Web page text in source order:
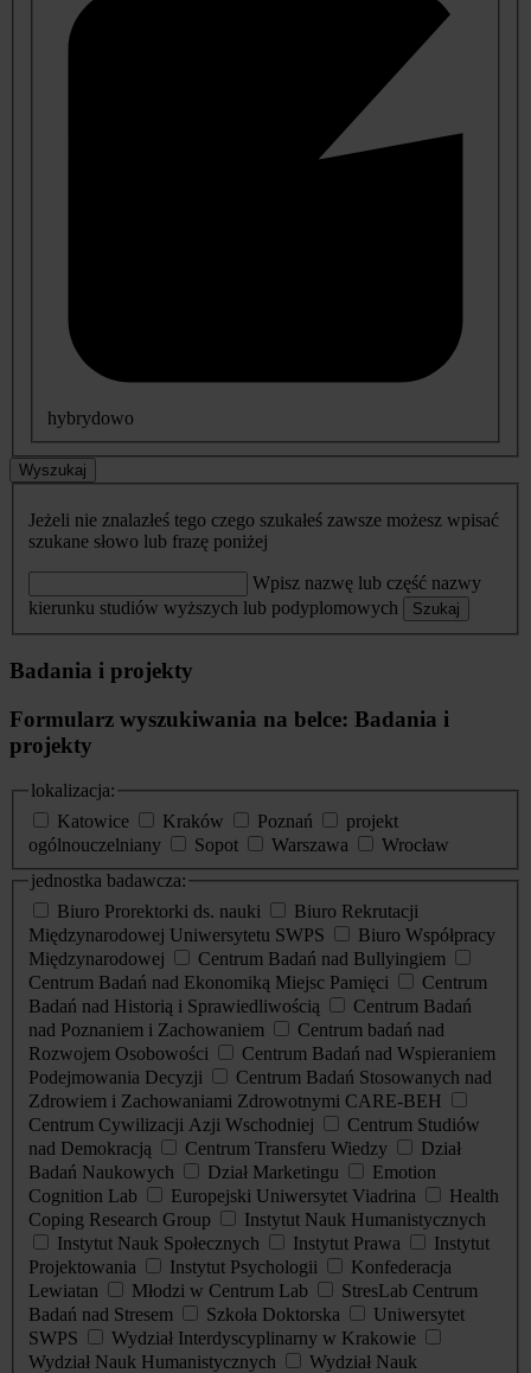
hybrydowo
Wyszukaj
Jeżeli nie znalazłeś tego czego szukałeś zawsze możesz wpisać
szukane słowo lub frazę poniżej
Wpisz nazwę lub część nazwy
kierunku studiów wyższych lub podyplomowych
Szukaj
Badania i projekty
Formularz wyszukiwania na belce: Badania i
projekty
lokalizacja:
Katowice
Kraków Poznań
projekt
ogólnouczelniany
Sopot Warszawa
Wrocław
jednostka badawcza:
Biuro Prorektorki ds. nauki
Biuro Rekrutacji
Międzynarodowej Uniwersytetu SWPS
Biuro Współpracy
Międzynarodowej
Centrum Badań nad Bullyingiem
Centrum Badań nad Ekonomiką Miejsc Pamięci
Centrum
Badań nad Historią i Sprawiedliwością
Centrum Badań
nad Poznaniem i Zachowaniem
Centrum badań nad
Rozwojem Osobowości
Centrum Badań nad Wspieraniem
Podejmowania Decyzji
Centrum Badań Stosowanych nad
Zdrowiem i Zachowaniami Zdrowotnymi CARE-BEH
Centrum Cywilizacji Azji Wschodniej
Centrum Studiów
nad Demokracją
Centrum Transferu Wiedzy
Dział
Badań Naukowych
Dział Marketingu
Emotion
Cognition Lab
Europejski Uniwersytet Viadrina
Health
Coping Research Group
Instytut Nauk Humanistycznych
Instytut Nauk Społecznych
Instytut Prawa
Instytut
Projektowania
Instytut Psychologii
Konfederacja
Lewiatan
Młodzi w Centrum Lab
StresLab Centrum
Badań nad Stresem
Szkoła Doktorska
Uniwersytet
SWPS
Wydział Interdyscyplinarny w Krakowie
Wydział Nauk Humanistycznych
Wydział Nauk